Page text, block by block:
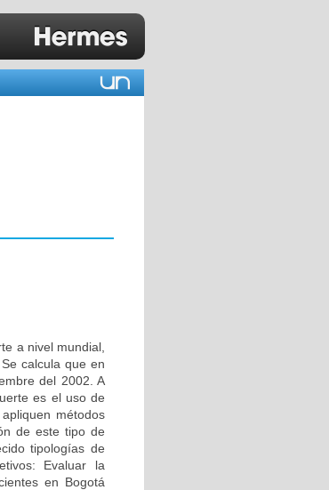
a nivel mundial,
calcula que en
del 2002. A
es el uso de
métodos
de este tipo de
tipologías de
Evaluar la
en Bogotá